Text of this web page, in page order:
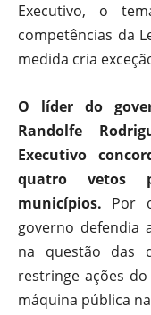
Executivo, o
competências da
medida cria
O líder do
Randolfe
Executivo
quatro vetos
municípios. Por
governo defendia
na questão das
restringe ações
máquina pública